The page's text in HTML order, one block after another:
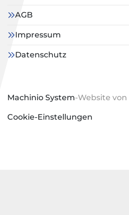
AGB
Impressum
Datenschutz
Machinio System-Website von
Cookie-Einstellungen